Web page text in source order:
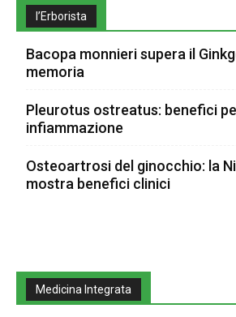
l’Erborista
Bacopa monnieri supera il
memoria
Pleurotus ostreatus: benefici
infiammazione
Osteoartrosi del ginocchio: la
mostra benefici clinici
Medicina Integrata